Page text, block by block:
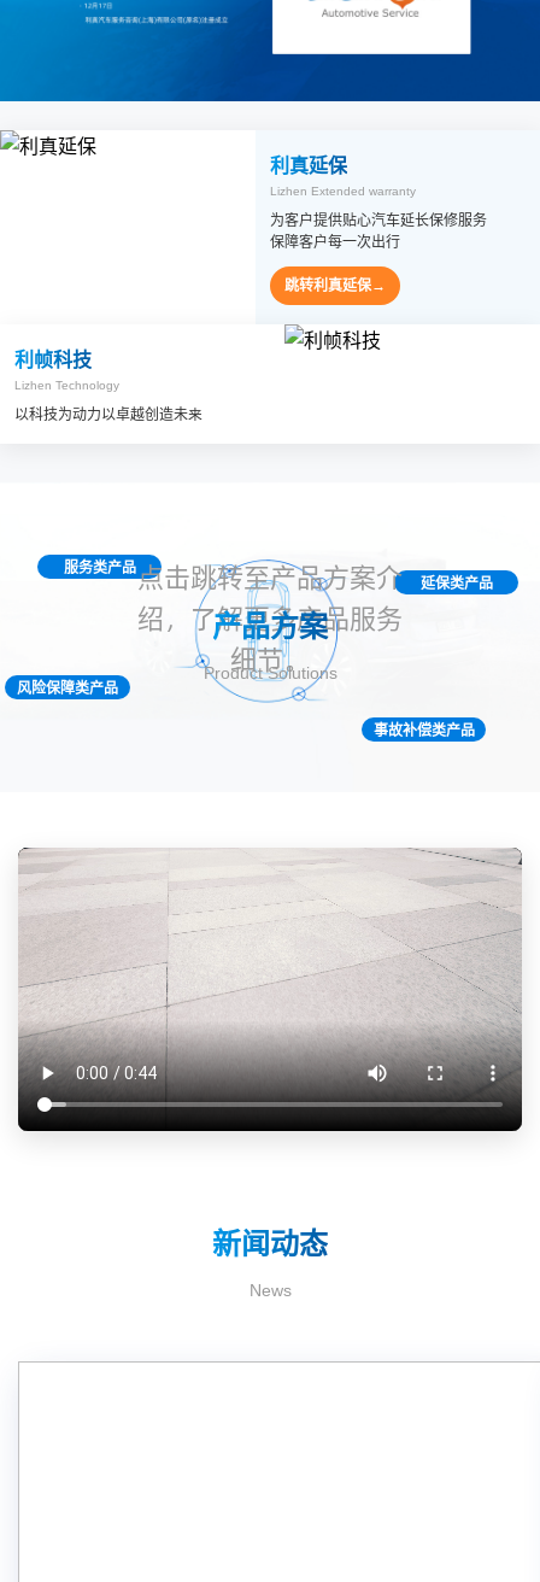
利真延保
Lizhen Extended warranty
为客户提供贴心汽车延长保修服务
保障客户每一次出行
跳转利真延保→
利帧科技
Lizhen Technology
以科技为动力以卓越创造未来
产品方案
Product Solutions
服务类产品
延保类产品
风险保障类产品
事故补偿类产品
点击跳转至产品方案介
绍，了解更多产品服务
细节。
新闻动态
News